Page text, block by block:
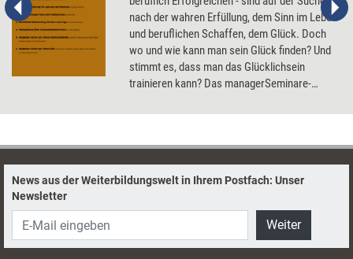
nach der wahren Erfüllung, dem Sinn im Leben
und beruflichen Schaffen, dem Glück. Doch
wo und wie kann man sein Glück finden? Und
stimmt es, dass man das Glücklichsein
trainieren kann? Das managerSeminare-
sich auf die Suche nach Antworten.
News aus der Weiterbildungswelt in Ihrem Postfach: Unser
Newsletter
Weiter